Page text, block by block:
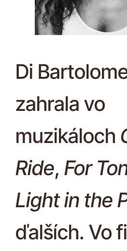
Di
zahrala vo
muzikáloch
Ride, For
Light in the
ďalších. Vo